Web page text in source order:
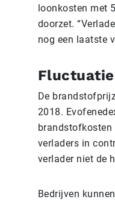
loonkosten met
doorzet.
nog een laatste
De
2018.
verladers in
verlader niet de
Bedrijven